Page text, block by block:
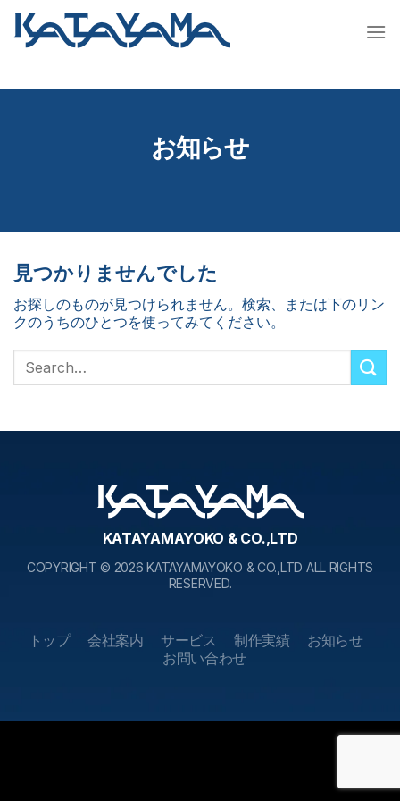
Skip
content
お知らせ
見つかりませんでした
お探しのものが見つけられません。検索、または下のリン
クのうちのひとつを使ってみてください。
KATAYAMAYOKO & CO.,LTD
COPYRIGHT © 2026 KATAYAMAYOKO & CO.,LTD ALL RIGHTS
RESERVED.
トップ 会社案内 サービス 制作実績
お知らせ
お問い合わせ